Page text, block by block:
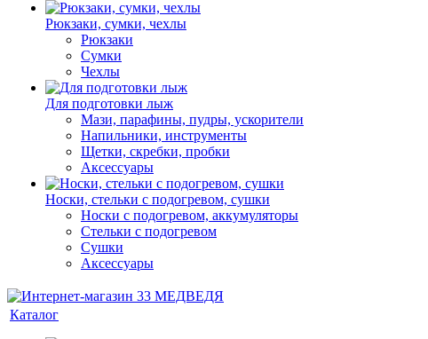
Рюкзаки, сумки, чехлы
Рюкзаки
Сумки
Чехлы
Для подготовки лыж
Мази, парафины, пудры, ускорители
Напильники, инструменты
Щетки, скребки, пробки
Аксессуары
Носки, стельки с подогревом, сушки
Носки с подогревом, аккумуляторы
Стельки с подогревом
Сушки
Аксессуары
Каталог